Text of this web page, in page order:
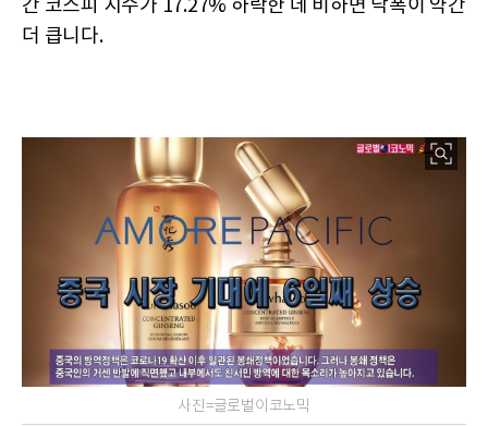
간 코스피 지수가 17.27% 하락한 데 비하면 낙폭이 약간
더 큽니다.
사진=글로벌이코노믹